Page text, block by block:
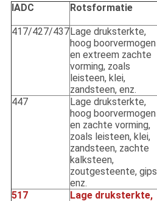
IADC Rotsformatie
417/427/437 Lage druksterkte,
hoog boorvermogen
en extreem zachte
vorming, zoals
leisteen, klei,
zandsteen, enz.
447
Lage druksterkte,
hoog boorvermogen
en zachte vorming,
zoals leisteen, klei,
zandsteen, zachte
kalksteen,
zoutgesteente, gips
enz.
517
Lage druksterkte,